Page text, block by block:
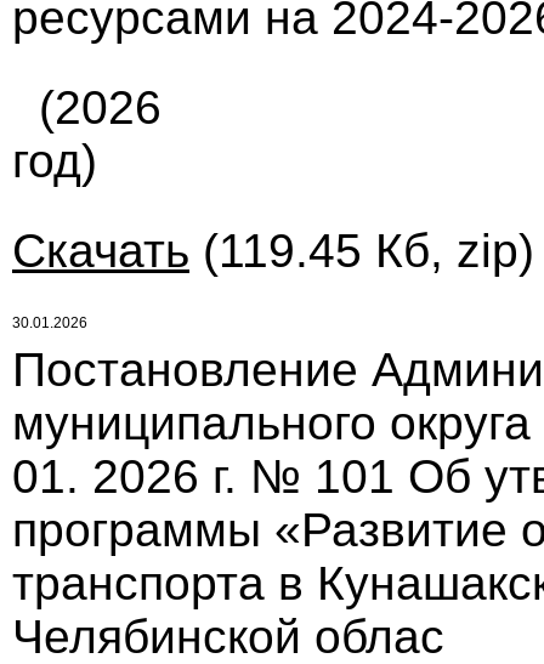
ресурсами на 2024-
(2026
год)
Скачать (119.45 Кб,
30.01.2026
Постановление
муниципального
01. 2026 г. № 101 Об
программы «Развитие
транспорта в
Челябинской облас